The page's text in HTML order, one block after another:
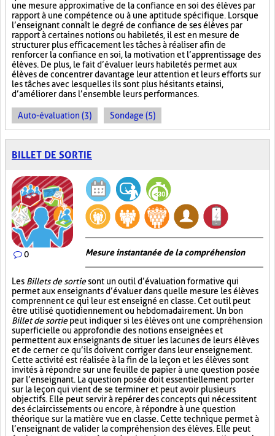
une mesure approximative de la confiance en soi des élèves par
rapport à une compétence ou à une aptitude spécifique. Lorsque
l’enseignant connaît le degré de confiance de ses élèves par
rapport à certaines notions ou habiletés, il est en mesure de
structurer plus efficacement les tâches à réaliser afin de
renforcer la confiance en soi, la motivation et l’apprentissage des
élèves. De plus, le fait d’évaluer leurs habiletés permet aux
élèves de concentrer davantage leur attention et leurs efforts sur
les tâches avec lesquelles ils sont plus hésitants et ainsi,
d’améliorer dans l’ensemble leurs performances.
Auto-évaluation (3) Sondage (5)
BILLET DE SORTIE
0 Mesure instantanée de la compréhension
Les Billets de sortiesont un outil d’évaluation formative qui
permet aux enseignants d’évaluer dans quelle mesure les élèves
comprennent ce qui leur est enseigné en classe. Cet outil peut
être utilisé quotidiennement ou hebdomadairement. Un bon
Billet de sortiepeut indiquer si les élèves ont une compréhension
superficielle ou approfondie des notions enseignées et
permettent aux enseignants de situer les lacunes de leurs élèves
et de cerner ce qu’ils doivent corriger dans leur enseignement.
Cette activité est réalisée à la fin de la leçon et les élèves sont
invités à répondre sur une feuille de papier à une question posée
par l’enseignant. La question posée doit essentiellement porter
sur la leçon qui vient de se terminer et peut avoir plusieurs
objectifs. Elle peut servir à repérer des concepts qui nécessitent
des éclaircissements ou encore, à répondre à une question
théorique sur la matière vue en classe. Cette technique permet à
l’enseignant de valider la compréhension des élèves. Elle peut